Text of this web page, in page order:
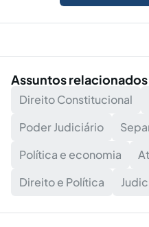
Assuntos relacionados
Direito Constitucional
Poder Judiciário
Política e economia
Direito e Política